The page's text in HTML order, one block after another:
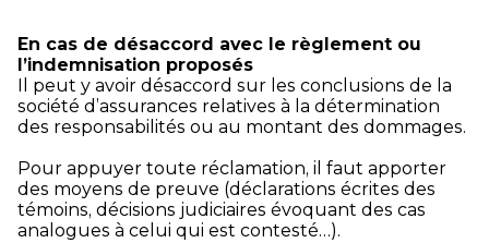
En cas de désaccord avec le règlement ou
l’indemnisation proposés
Il peut y avoir désaccord sur les conclusions de la
société d’assurances relatives à la détermination
des responsabilités ou au montant des dommages.
Pour appuyer toute réclamation, il faut apporter
des moyens de preuve (déclarations écrites des
témoins, décisions judiciaires évoquant des cas
analogues à celui qui est contesté…).